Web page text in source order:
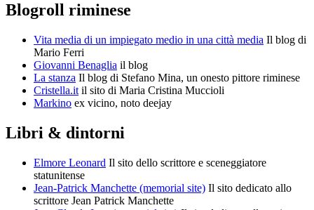
Blogroll riminese
Vita media di un impiegato medio in una città media Il blog di
Mario Ferri
Giovanni Benaglia il blog
La stanza Il blog di Stefano Mina, un onesto pittore riminese
Cristella.it il sito di Maria Cristina Muccioli
Markino ex vicino, noto deejay
Libri & dintorni
Elmore Leonard Il sito dello scrittore e sceneggiatore
statunitense
Jean-Patrick Manchette (memorial site) Il sito dedicato allo
scrittore Jean Patrick Manchette